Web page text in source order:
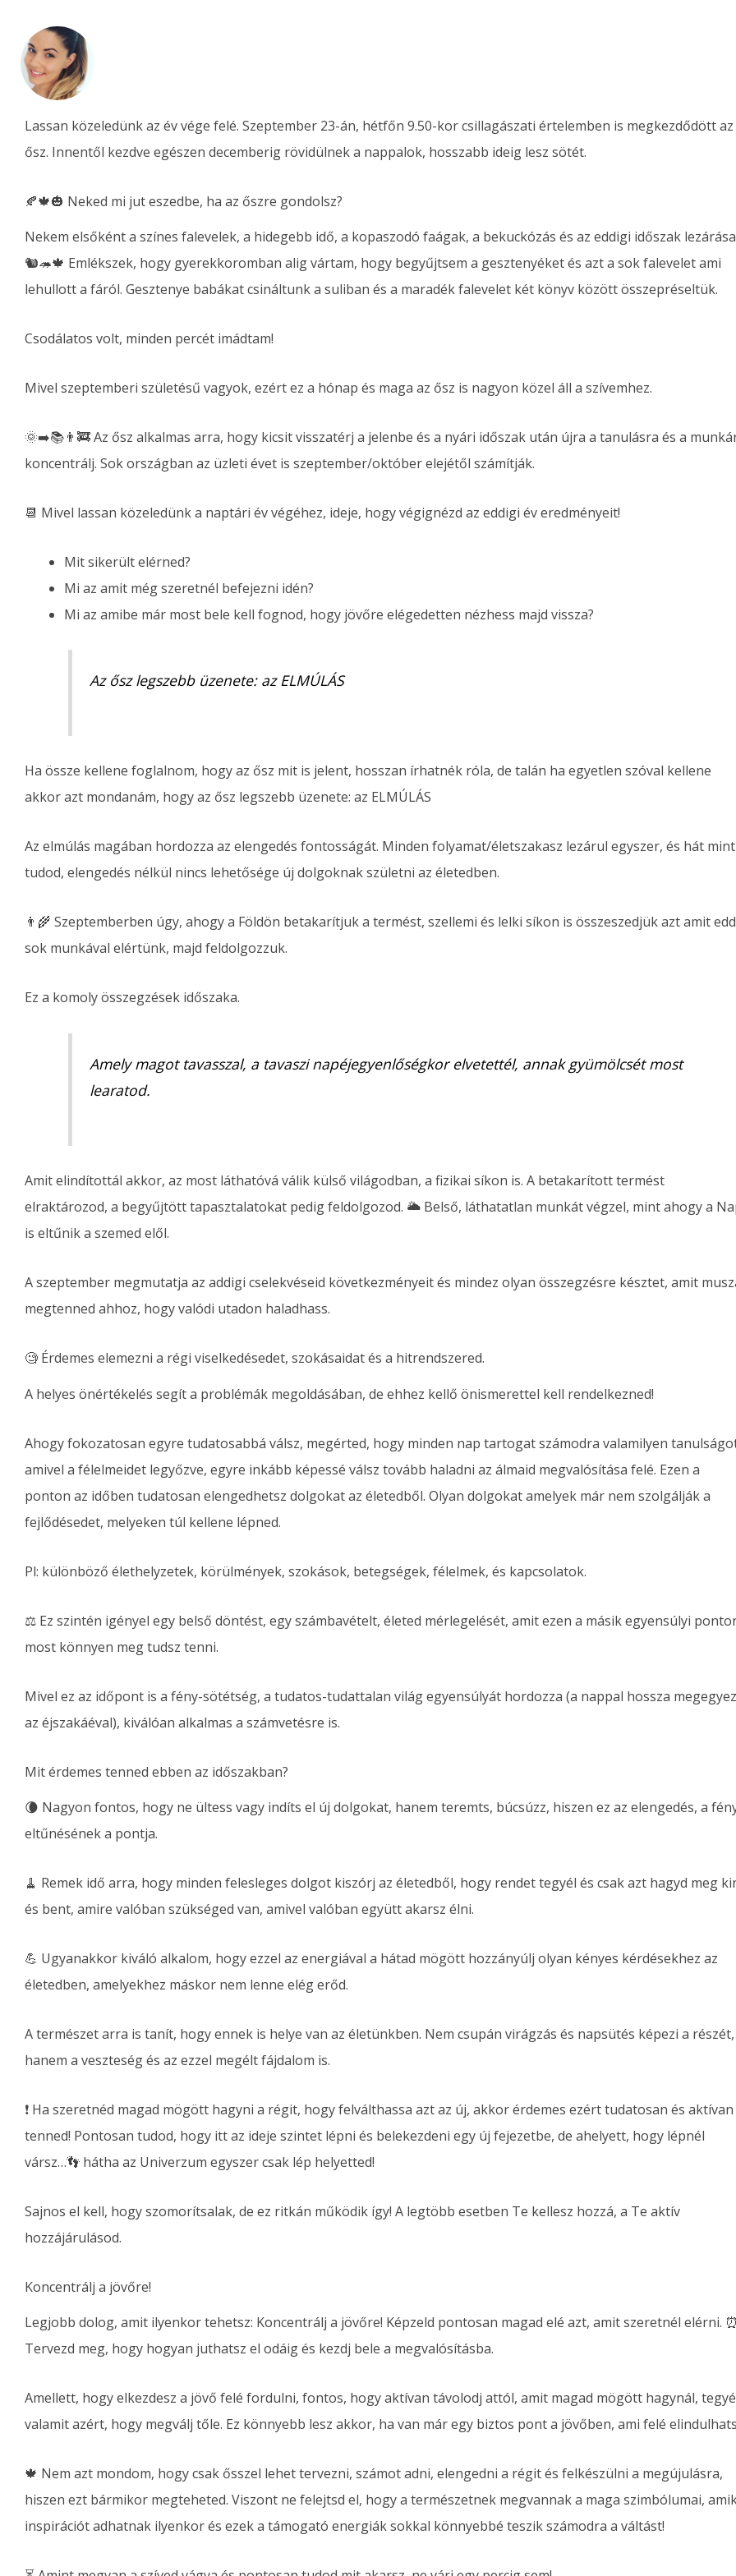
Lassan közeledünk az év vége felé. Szeptember 23-án, hétfőn 9.50-kor csillagászati értelemben is megkezdődött az
ősz. Innentől kezdve egészen decemberig rövidülnek a nappalok, hosszabb ideig lesz sötét.
🍂🍁🎃 Neked mi jut eszedbe, ha az őszre gondolsz?
Nekem elsőként a színes falevelek, a hidegebb idő, a kopaszodó faágak, a bekuckózás és az eddigi időszak
🐿🦔🍁 Emlékszek, hogy gyerekkoromban alig vártam, hogy begyűjtsem a gesztenyéket és azt a sok falevelet ami
lehullott a fáról. Gesztenye babákat csináltunk a suliban és a maradék falevelet két könyv között összepréseltük.
Csodálatos volt, minden percét imádtam!
Mivel szeptemberi születésű vagyok, ezért ez a hónap és maga az ősz is nagyon közel áll a szívemhez.
🌞➡️📚👨‍🚒 Az ősz alkalmas arra, hogy kicsit visszatérj a jelenbe és a nyári időszak után újra a tanulásra és a
koncentrálj. Sok országban az üzleti évet is szeptember/október elejétől számítják.
📆 Mivel lassan közeledünk a naptári év végéhez, ideje, hogy végignézd az eddigi év eredményeit!
Mit sikerült elérned?
Mi az amit még szeretnél befejezni idén?
Mi az amibe már most bele kell fognod, hogy jövőre elégedetten nézhess majd vissza?
Az ősz legszebb üzenete: az ELMÚLÁS
Ha össze kellene foglalnom, hogy az ősz mit is jelent, hosszan írhatnék róla, de talán ha egyetlen szóval kellene
akkor azt mondanám, hogy az ősz legszebb üzenete: az ELMÚLÁS
Az elmúlás magában hordozza az elengedés fontosságát. Minden folyamat/életszakasz lezárul egyszer, és hát mint
tudod, elengedés nélkül nincs lehetősége új dolgoknak születni az életedben.
👨‍🌾 Szeptemberben úgy, ahogy a Földön betakarítjuk a termést, szellemi és lelki síkon is összeszedjük azt amit
sok munkával elértünk, majd feldolgozzuk.
Ez a komoly összegzések időszaka.
Amely magot tavasszal, a tavaszi napéjegyenlőségkor elvetettél, annak gyümölcsét most
learatod.
Amit elindítottál akkor, az most láthatóvá válik külső világodban, a fizikai síkon is. A betakarított termést
elraktározod, a begyűjtött tapasztalatokat pedig feldolgozod. 🌥 Belső, láthatatlan munkát végzel, mint ahogy a
is eltűnik a szemed elől.
A szeptember megmutatja az addigi cselekvéseid következményeit és mindez olyan összegzésre késztet, amit
megtenned ahhoz, hogy valódi utadon haladhass.
🧐 Érdemes elemezni a régi viselkedésedet, szokásaidat és a hitrendszered.
A helyes önértékelés segít a problémák megoldásában, de ehhez kellő önismerettel kell rendelkezned!
Ahogy fokozatosan egyre tudatosabbá válsz, megérted, hogy minden nap tartogat számodra valamilyen
amivel a félelmeidet legyőzve, egyre inkább képessé válsz tovább haladni az álmaid megvalósítása felé. Ezen a
ponton az időben tudatosan elengedhetsz dolgokat az életedből. Olyan dolgokat amelyek már nem szolgálják a
fejlődésedet, melyeken túl kellene lépned.
Pl: különböző élethelyzetek, körülmények, szokások, betegségek, félelmek, és kapcsolatok.
⚖️ Ez szintén igényel egy belső döntést, egy számbavételt, életed mérlegelését, amit ezen a másik egyensúlyi
most könnyen meg tudsz tenni.
Mivel ez az időpont is a fény-sötétség, a tudatos-tudattalan világ egyensúlyát hordozza (a nappal hossza
az éjszakáéval), kiválóan alkalmas a számvetésre is.
Mit érdemes tenned ebben az időszakban?
🌘 Nagyon fontos, hogy ne ültess vagy indíts el új dolgokat, hanem teremts, búcsúzz, hiszen ez az elengedés, a
eltűnésének a pontja.
🧹 Remek idő arra, hogy minden felesleges dolgot kiszórj az életedből, hogy rendet tegyél és csak azt hagyd meg
és bent, amire valóban szükséged van, amivel valóban együtt akarsz élni.
💪 Ugyanakkor kiváló alkalom, hogy ezzel az energiával a hátad mögött hozzányúlj olyan kényes kérdésekhez az
életedben, amelyekhez máskor nem lenne elég erőd.
A természet arra is tanít, hogy ennek is helye van az életünkben. Nem csupán virágzás és napsütés képezi a részét,
hanem a veszteség és az ezzel megélt fájdalom is.
❗️ Ha szeretnéd magad mögött hagyni a régit, hogy felválthassa azt az új, akkor érdemes ezért tudatosan és aktívan
tenned! Pontosan tudod, hogy itt az ideje szintet lépni és belekezdeni egy új fejezetbe, de ahelyett, hogy lépnél
vársz…👣 hátha az Univerzum egyszer csak lép helyetted!
Sajnos el kell, hogy szomorítsalak, de ez ritkán működik így! A legtöbb esetben Te kellesz hozzá, a Te aktív
hozzájárulásod.
Koncentrálj a jövőre!
Legjobb dolog, amit ilyenkor tehetsz: Koncentrálj a jövőre! Képzeld pontosan magad elé azt, amit szeretnél elérni.
Tervezd meg, hogy hogyan juthatsz el odáig és kezdj bele a megvalósításba.
Amellett, hogy elkezdesz a jövő felé fordulni, fontos, hogy aktívan távolodj attól, amit magad mögött hagynál,
valamit azért, hogy megválj tőle. Ez könnyebb lesz akkor, ha van már egy biztos pont a jövőben, ami felé
🍁 Nem azt mondom, hogy csak ősszel lehet tervezni, számot adni, elengedni a régit és felkészülni a megújulásra,
hiszen ezt bármikor megteheted. Viszont ne felejtsd el, hogy a természetnek megvannak a maga szimbólumai,
inspirációt adhatnak ilyenkor és ezek a támogató energiák sokkal könnyebbé teszik számodra a váltást!